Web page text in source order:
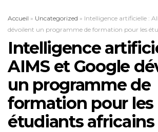
Accueil » Uncategorized » Intelligence artificielle :
dévoilent un programme de formation pour les
Intelligence
AIMS et Google
un programme de
formation pour les
étudiants africains